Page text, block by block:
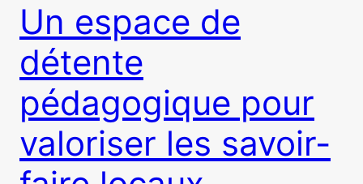
Un espace de
détente
pédagogique pour
valoriser les savoir-